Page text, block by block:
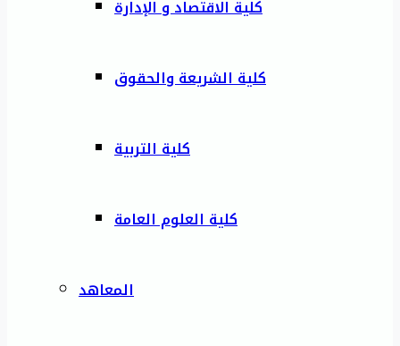
كلية الاقتصاد و الإدارة
كلية الشريعة والحقوق
كلية التربية
كلية العلوم العامة
المعاهد